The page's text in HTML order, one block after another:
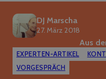
DJ Marscha
27. März 2018
Aus
EXPERTEN-ARTIKEL
VORGESPRÄCH